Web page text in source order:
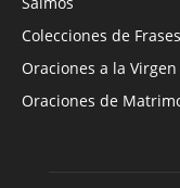
Colecciones de Frases
Oraciones a la
Oraciones de